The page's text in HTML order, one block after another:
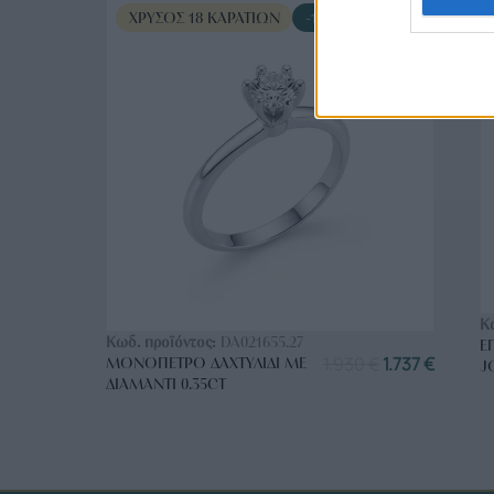
ΧΡΥΣΌΣ 18 ΚΑΡΑΤΊΩΝ -10%
Κωδ. προϊόντος: DA021655.27
ΜΟΝΌΠΕΤΡΟ ΔΑΧΤΥΛΊΔΙ ΜΕ
ΔΙΑΜΆΝΤΙ 0.35CT
1.737€